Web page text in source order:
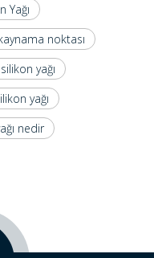
Yağı
noktası
yağı
yağı
nedir